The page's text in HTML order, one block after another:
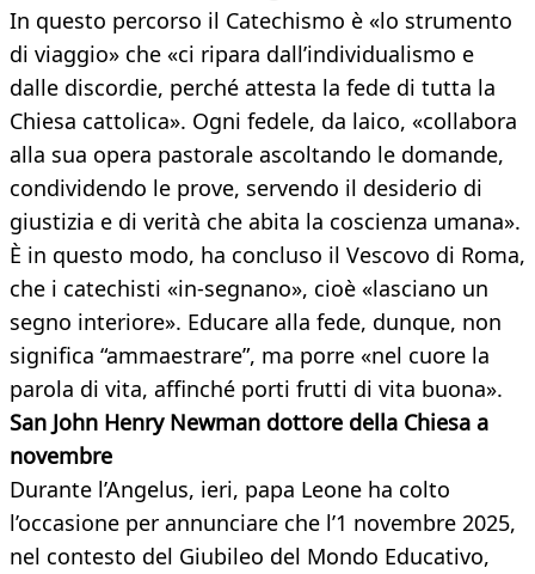
In questo percorso il Catechismo è «lo strumento
di viaggio» che «ci ripara dall’individualismo e
dalle discordie, perché attesta la fede di tutta la
Chiesa cattolica». Ogni fedele, da laico, «collabora
alla sua opera pastorale ascoltando le domande,
condividendo le prove, servendo il desiderio di
giustizia e di verità che abita la coscienza umana».
È in questo modo, ha concluso il Vescovo di Roma,
che i catechisti «in-segnano», cioè «lasciano un
segno interiore». Educare alla fede, dunque, non
significa “ammaestrare”, ma porre «nel cuore la
parola di vita, affinché porti frutti di vita buona».
San John Henry Newman dottore della Chiesa a
novembre
Durante l’Angelus, ieri, papa Leone ha colto
l’occasione per annunciare che l’1 novembre 2025,
nel contesto del Giubileo del Mondo Educativo,